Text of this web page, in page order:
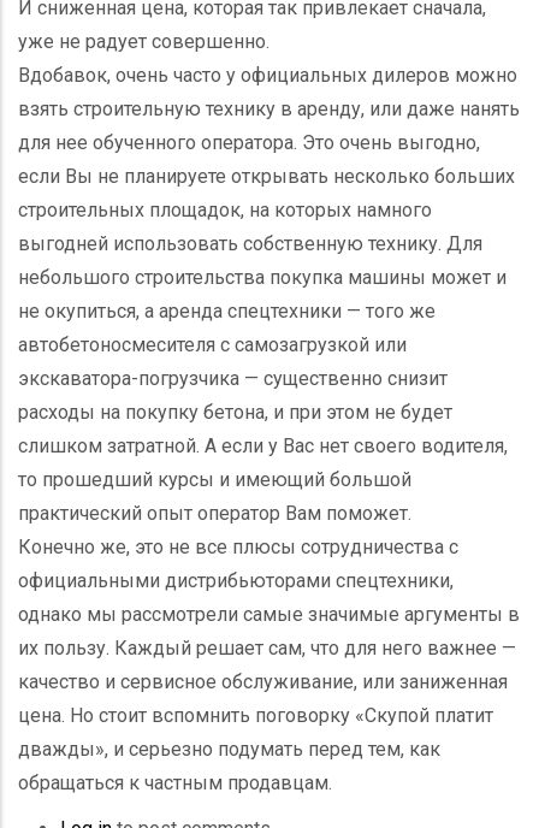
И сниженная цена, которая так привлекает сначала,
уже не радует совершенно.
Вдобавок, очень часто у официальных дилеров можно
взять строительную технику в аренду, или даже нанять
для нее обученного оператора. Это очень выгодно,
если Вы не планируете открывать несколько больших
строительных площадок, на которых намного
выгодней использовать собственную технику. Для
небольшого строительства покупка машины может и
не окупиться, а аренда спецтехники — того же
автобетоносмесителя с самозагрузкой или
экскаватора-погрузчика — существенно снизит
расходы на покупку бетона, и при этом не будет
слишком затратной. А если у Вас нет своего водителя,
то прошедший курсы и имеющий большой
практический опыт оператор Вам поможет.
Конечно же, это не все плюсы сотрудничества с
официальными дистрибьюторами спецтехники,
однако мы рассмотрели самые значимые аргументы в
их пользу. Каждый решает сам, что для него важнее —
качество и сервисное обслуживание, или заниженная
цена. Но стоит вспомнить поговорку «Скупой платит
дважды», и серьезно подумать перед тем, как
обращаться к частным продавцам.